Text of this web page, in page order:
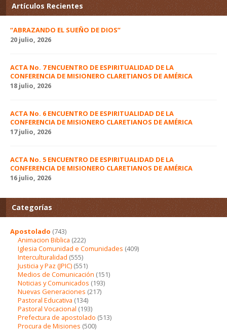
Artículos Recientes
“ABRAZANDO EL SUEÑO DE DIOS”
20 julio, 2026
ACTA No. 7 ENCUENTRO DE ESPIRITUALIDAD DE LA
CONFERENCIA DE MISIONERO CLARETIANOS DE AMÉRICA
18 julio, 2026
ACTA No. 6 ENCUENTRO DE ESPIRITUALIDAD DE LA
CONFERENCIA DE MISIONERO CLARETIANOS DE AMÉRICA
17 julio, 2026
ACTA No. 5 ENCUENTRO DE ESPIRITUALIDAD DE LA
CONFERENCIA DE MISIONERO CLARETIANOS DE AMÉRICA
16 julio, 2026
Categorías
Apostolado (743)
Animacion Biblica (222)
Iglesia Comunidad e Comunidades (409)
Interculturalidad (555)
Justicia y Paz (JPIC) (551)
Medios de Comunicación (151)
Noticias y Comunicados (193)
Nuevas Generaciones (217)
Pastoral Educativa (134)
Pastoral Vocacional (193)
Prefectura de apostolado (513)
Procura de Misiones (500)